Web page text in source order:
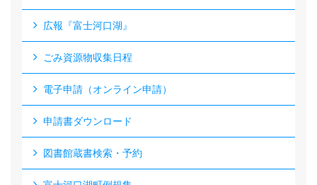
広報『富士河口湖』
ごみ資源物収集日程
電子申請（オンライン申請）
申請書ダウンロード
図書館蔵書検索・予約